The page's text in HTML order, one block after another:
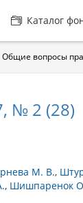
Каталог
Общие вопросы
№ 2 (28)
М. В.
Шишпаренок